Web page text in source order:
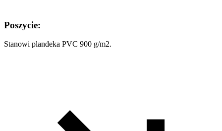
Poszycie:
Stanowi plandeka PVC 900 g/m2.